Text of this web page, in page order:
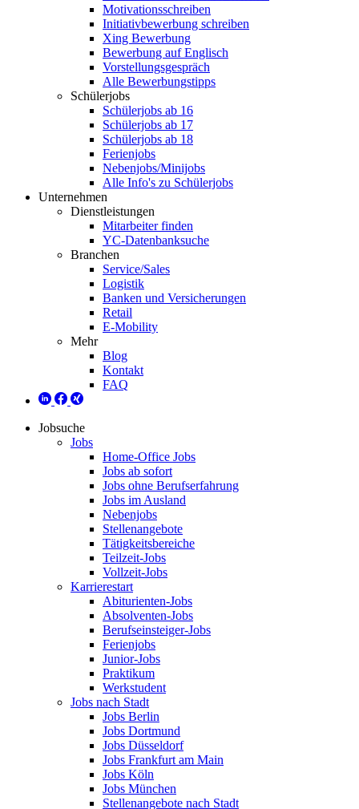
Motivationsschreiben
Initiativbewerbung schreiben
Xing Bewerbung
Bewerbung auf Englisch
Vorstellungsgespräch
Alle Bewerbungstipps
Schülerjobs
Schülerjobs ab 16
Schülerjobs ab 17
Schülerjobs ab 18
Ferienjobs
Nebenjobs/Minijobs
Alle Info's zu Schülerjobs
Unternehmen
Dienstleistungen
Mitarbeiter finden
YC-Datenbanksuche
Branchen
Service/Sales
Logistik
Banken und Versicherungen
Retail
E-Mobility
Mehr
Blog
Kontakt
FAQ
Jobsuche
Jobs
Home-Office Jobs
Jobs ab sofort
Jobs ohne Berufserfahrung
Jobs im Ausland
Nebenjobs
Stellenangebote
Tätigkeitsbereiche
Teilzeit-Jobs
Vollzeit-Jobs
Karrierestart
Abiturienten-Jobs
Absolventen-Jobs
Berufseinsteiger-Jobs
Ferienjobs
Junior-Jobs
Praktikum
Werkstudent
Jobs nach Stadt
Jobs Berlin
Jobs Dortmund
Jobs Düsseldorf
Jobs Frankfurt am Main
Jobs Köln
Jobs München
Stellenangebote nach Stadt